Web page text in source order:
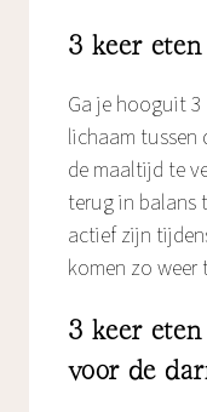
3 keer
Ga je hooguit
lichaam tussen
de maaltijd te
terug in balans
actief zijn
komen zo weer
3 keer
voor de